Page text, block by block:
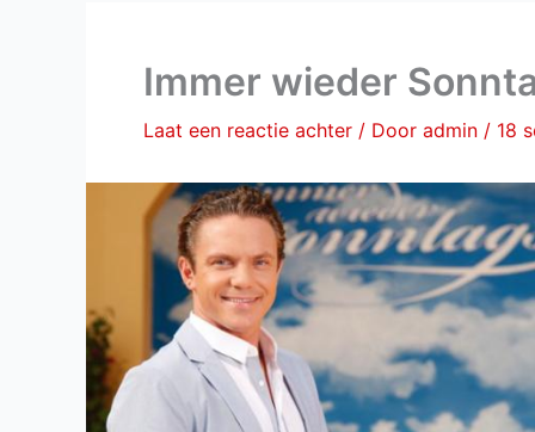
Immer wieder
Laat een reactie achter / Door admin / 18